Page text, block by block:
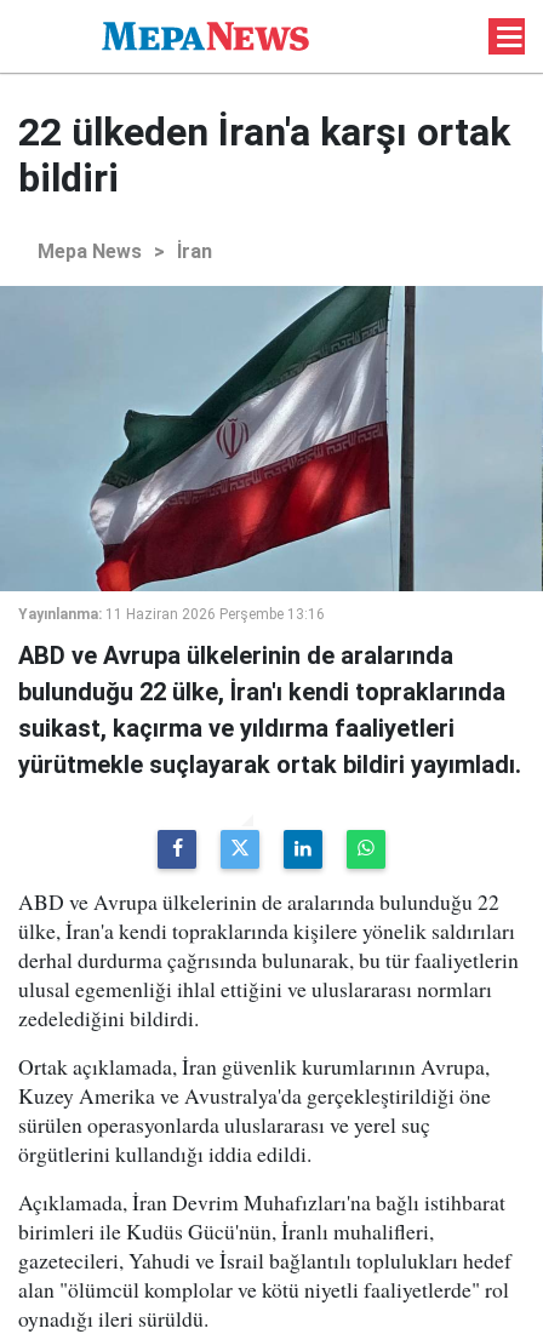
22 ülkeden İran'a karşı ortak
bildiri
Mepa News > İran
Yayınlanma: 11 Haziran 2026 Perşembe 13:16
ABD ve Avrupa ülkelerinin de aralarında
bulunduğu 22 ülke, İran'ı kendi topraklarında
suikast, kaçırma ve yıldırma faaliyetleri
yürütmekle suçlayarak ortak bildiri yayımladı.
ABD ve Avrupa ülkelerinin de aralarında bulunduğu 22
ülke, İran'a kendi topraklarında kişilere yönelik saldırıları
derhal durdurma çağrısında bulunarak, bu tür faaliyetlerin
ulusal egemenliği ihlal ettiğini ve uluslararası normları
zedelediğini bildirdi.
Ortak açıklamada, İran güvenlik kurumlarının Avrupa,
Kuzey Amerika ve Avustralya'da gerçekleştirildiği öne
sürülen operasyonlarda uluslararası ve yerel suç
örgütlerini kullandığı iddia edildi.
Açıklamada, İran Devrim Muhafızları'na bağlı istihbarat
birimleri ile Kudüs Gücü'nün, İranlı muhalifleri,
gazetecileri, Yahudi ve İsrail bağlantılı toplulukları hedef
alan "ölümcül komplolar ve kötü niyetli faaliyetlerde" rol
oynadığı ileri sürüldü.